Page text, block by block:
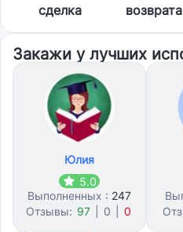
сделка
возврата
Закажи у лучших
Юлия
5.0
Выполненных : 247
Отзывы: 97 0 0